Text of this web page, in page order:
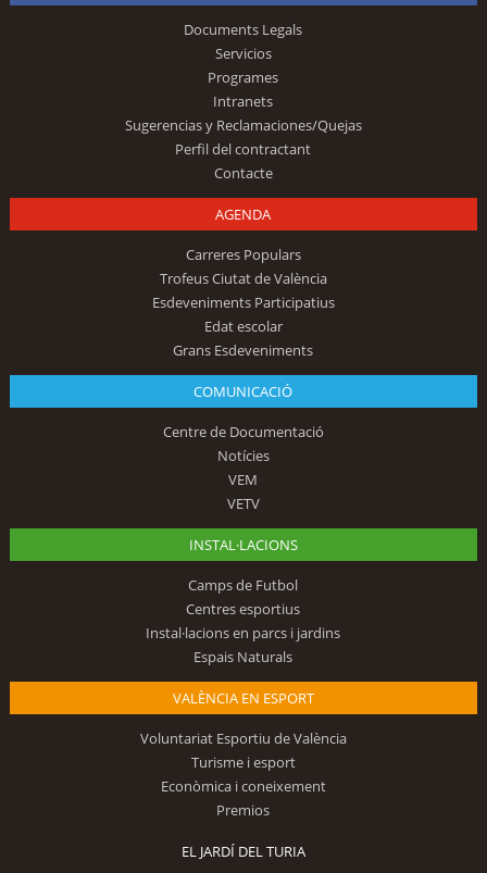
Documents Legals
Servicios
Programes
Intranets
Sugerencias y Reclamaciones/Quejas
Perfil del contractant
Contacte
AGENDA
Carreres Populars
Trofeus Ciutat de València
Esdeveniments Participatius
Edat escolar
Grans Esdeveniments
COMUNICACIÓ
Centre de Documentació
Notícies
VEM
VETV
INSTAL·LACIONS
Camps de Futbol
Centres esportius
Instal·lacions en parcs i jardins
Espais Naturals
VALÈNCIA EN ESPORT
Voluntariat Esportiu de València
Turisme i esport
Econòmica i coneixement
Premios
EL JARDÍ DEL TURIA